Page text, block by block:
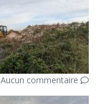
Aucun commentaire